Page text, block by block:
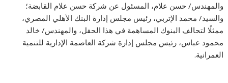
والمهندس/ حسن علام، المسئول عن شركة حسن علام القابضة؛
والسيد/ محمد الإتربي، رئيس مجلس إدارة البنك الأهلي المصري،
ممثلًا لتحالف البنوك المساهمة في هذا الحفل، والمهندس/ خالد
محمود عباس، رئيس مجلس إدارة شركة العاصمة الإدارية للتنمية
العمرانية.